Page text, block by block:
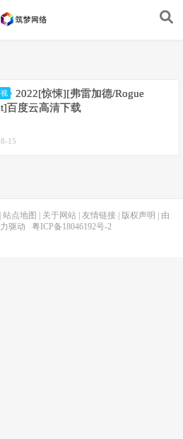
2022[惊悚][弗雷加德/Rogue
百度云高清下载
15
站点地图 关于网站 友情链接 版权声明
| 由
驱动 粤ICP备18046192号-2